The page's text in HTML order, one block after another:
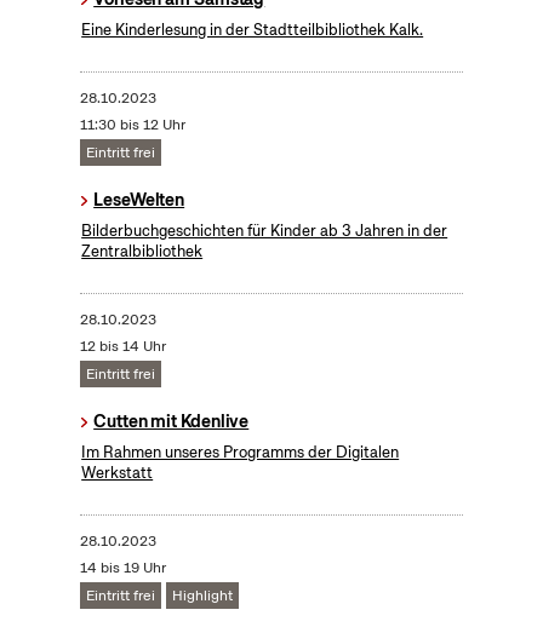
Eine Kinderlesung in der Stadtteilbibliothek Kalk.
28.10.2023
11:30 bis 12 Uhr
Eintritt frei
LeseWelten
Bilderbuchgeschichten für Kinder ab 3 Jahren in der
Zentralbibliothek
28.10.2023
12 bis 14 Uhr
Eintritt frei
Cutten mit Kdenlive
Im Rahmen unseres Programms der Digitalen
Werkstatt
28.10.2023
14 bis 19 Uhr
Eintritt frei
Highlight